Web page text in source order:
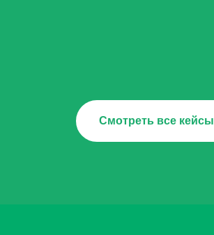
Смотреть все кейсы